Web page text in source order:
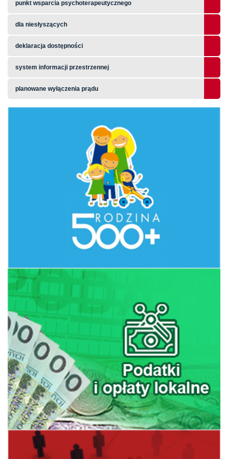
punkt wsparcia psychoterapeutycznego
dla niesłyszących
deklaracja dostępności
system informacji przestrzennej
planowane wyłączenia prądu